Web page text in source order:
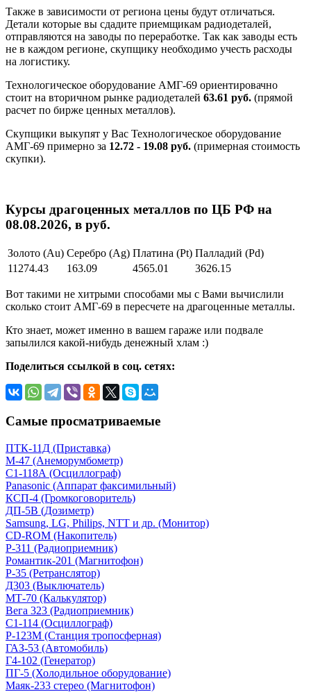
Также в зависимости от региона цены будут отличаться.
Детали которые вы сдадите приемщикам радиодеталей,
отправляются на заводы по переработке. Так как заводы есть
не в каждом регионе, скупщику необходимо учесть расходы
на логистику.
Технологическое оборудование АМГ-69 ориентировачно
стоит на вторичном рынке радиодеталей 63.61 руб. (прямой
расчет по бирже ценных металлов).
Скупщики выкупят у Вас Технологическое оборудование
АМГ-69 примерно за 12.72 - 19.08 руб. (примерная стоимость
скупки).
Курсы драгоценных металлов по ЦБ РФ на
08.08.2026, в руб.
Золото (Au) Серебро (Ag) Платина (Pt) Палладий (Pd)
11274.43
163.09 4565.01 3626.15
Вот такими не хитрыми способами мы с Вами вычислили
сколько стоит АМГ-69 в пересчете на драгоценные металлы.
Кто знает, может именно в вашем гараже или подвале
запылился какой-нибудь денежный хлам :)
Поделиться ссылкой в соц. сетях:
Самые просматриваемые
ПТК-11Д (Приставка)
М-47 (Анеморумбометр)
С1-118А (Осциллограф)
Panasonic (Аппарат факсимильный)
КСП-4 (Громкоговоритель)
ДП-5В (Дозиметр)
Samsung, LG, Philips, NTT и др. (Монитор)
CD-ROM (Накопитель)
Р-311 (Радиоприемник)
Романтик-201 (Магнитофон)
Р-35 (Ретранслятор)
Д303 (Выключатель)
МТ-70 (Калькулятор)
Вега 323 (Радиоприемник)
С1-114 (Осциллограф)
Р-123М (Станция тропосферная)
ГАЗ-53 (Автомобиль)
Г4-102 (Генератор)
ПГ-5 (Холодильное оборудование)
Маяк-233 стерео (Магнитофон)